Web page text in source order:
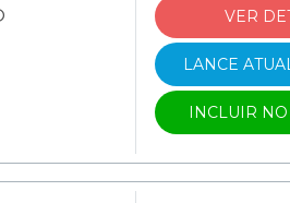
VER
LANCE
INCLUIR